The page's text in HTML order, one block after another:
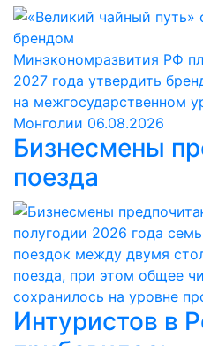
Минэкономразвития РФ
2027 года утвердить
на межгосударственном
Монголии 06.08.2026
Бизнесмены
поезда
полугодии 2026 года
поездок между двумя
поезда, при этом общее
сохранилось на уровне
Интуристов в